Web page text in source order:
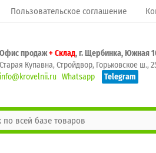
Пользовательское соглашение
Офис продаж+ Склад, г. Щербинка, Южная
Старая Купавна, Стройдвор, Горьковское ш.,
info@krovelnii.ru Whatsapp Telegram